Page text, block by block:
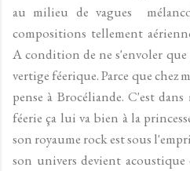
au milieu de vagues
compositions tellement
A condition de ne s'envoler
vertige féerique. Parce que chez
pense à Brocéliande. C'est
féerie ça lui va bien à la
son royaume rock est sous
son univers devient acoustique